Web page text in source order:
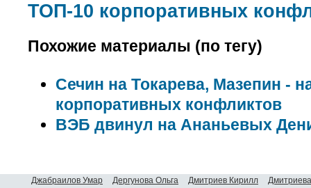
ТОП-10 корпоративных
Похожие материалы (по тегу)
Сечин на Токарева, Мазепин -
корпоративных конфликтов
ВЭБ двинул на Ананьевых
Джабраилов Умар Дергунова Ольга Дмитриев Кирилл